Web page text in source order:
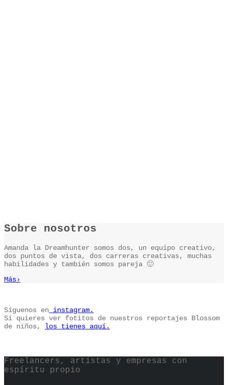
Sobre nosotros
Amanda la Dreamhunter somos dos, un equipo creativo,
dos puntos de vista, dos carreras creativas, muchas
habilidades y también somos pareja 🙂
Más›
Síguenos en instagram.
Si quieres ver fotitos de nuestros reportajes Blossom
de niños, los tienes aquí.
Freelancers, artistas y empresas con
espíritu propio